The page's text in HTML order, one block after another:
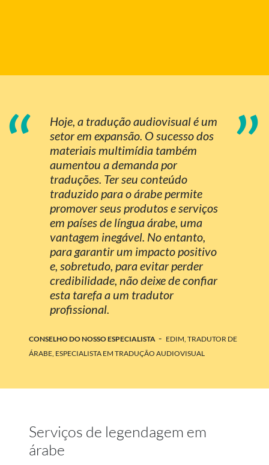
“
Hoje, a tradução audiovisual é um
setor em expansão. O sucesso dos
materiais multimídia também
aumentou a demanda por
traduções. Ter seu conteúdo
traduzido para o árabe permite
promover seus produtos e serviços
em países de língua árabe, uma
vantagem inegável. No entanto,
para garantir um impacto positivo
e, sobretudo, para evitar perder
credibilidade, não deixe de confiar
esta tarefa a um tradutor
profissional.
”
CONSELHO DO NOSSO ESPECIALISTA - EDIM, TRADUTOR DE
ÁRABE, ESPECIALISTA EM TRADUÇÃO AUDIOVISUAL
Serviços de legendagem em
árabe